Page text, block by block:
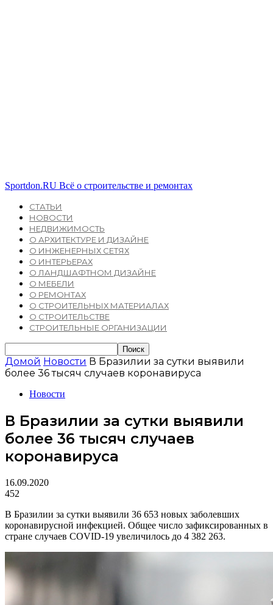
Sportdon.RU Всё о строительстве и ремонтах
СТАТЬИ
НОВОСТИ
НЕДВИЖИМОСТЬ
О АРХИТЕКТУРЕ И ДИЗАЙНЕ
О ИНЖЕНЕРНЫХ СЕТЯХ
О ИНТЕРЬЕРАХ
О ЛАНДШАФТНОМ ДИЗАЙНЕ
О МЕБЕЛИ
О РЕМОНТАХ
О СТРОИТЕЛЬНЫХ МАТЕРИАЛАХ
О СТРОИТЕЛЬСТВЕ
СТРОИТЕЛЬНЫЕ ОРГАНИЗАЦИИ
Домой Новости В Бразилии за сутки выявили
более 36 тысяч случаев коронавируса
Новости
В Бразилии за сутки выявили
более 36 тысяч случаев
коронавируса
16.09.2020
452
В Бразилии за сутки выявили 36 653 новых заболевших
коронавирусной инфекцией. Общее число зафиксированных в
стране случаев COVID-19 увеличилось до 4 382 263.